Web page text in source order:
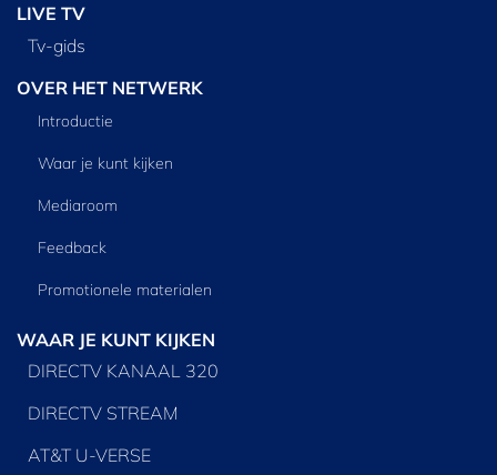
LIVE TV
Tv‑gids
OVER HET NETWERK
Introductie
Waar je kunt kijken
Mediaroom
Feedback
Promotionele materialen
WAAR JE KUNT KIJKEN
DIRECTV KANAAL 320
DIRECTV STREAM
AT&T U-VERSE